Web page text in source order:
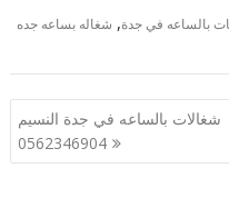
بالساعه في جدة, شغاله بساعه جده
شغالات بالساعه في جدة النسيم
0562346904